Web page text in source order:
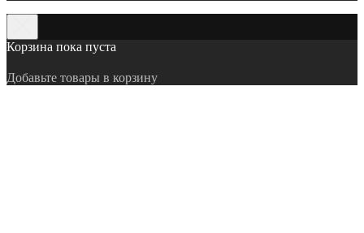
Корзина пока пуста
Добавьте товары в корзину